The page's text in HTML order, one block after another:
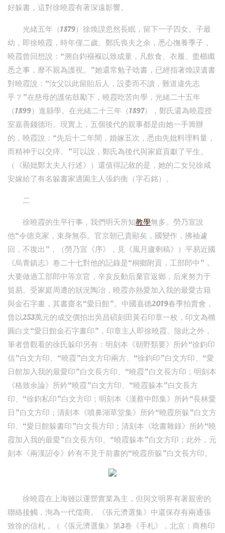
好躲書，這對徐曉霞有著深遠影響。
光緒五年（1879）徐煥謨忽然長眠，留下一子四女。子最
幼，即徐曉霞，時年僅二歲。鄭氏喪夫之余，悉心撫養季子，
曉霞曾回想說：“溯自鈞襁褓以致成童，凡飲食、衣履、盥櫛纖
悉之事，靡不親為護視。”她還常勉子唸書，已經指著煥謨遺書
對曉霞說：“汝父以此留貽后人，設委而不讀，難道違先志
乎？”在慈母的護佑鼓勵下，曉霞吃苦向學，光緒二十五年
（1899）進縣學。在光緒二十三年（1897），鄭氏還為曉霞授
室嘉善錢德珩。現實上，五個後代的親事都是由她一手籌辦
的，曉霞說：“先后十二年間，婚嫁五次，悉由先妣料理料量，
而精神于以交瘁。”可以說，鄭氏為後代與家庭貢獻了平生。
（《顯妣鄭太夫人行述》）還值得記敘的是，她的二女兒徐咸
安嫁給了有名躲書家適園主人張鈞衡（字石銘）。
二
徐曉霞的生平行事，我們明天所知教學無多。勞乃宣說
他“令德克家，束身無忝。官京朝已貴顯矣，國變作，拂袖遽
回，不復出”，（勞乃宣《序》，見《風月廬剩稿》）平易近國
《烏青鎮志》卷二十七對他的記錄是“桐鄉附貢，工部郎中”，
大要做過工部郎中等京官，辛亥反動后棄官返鄉，后來努力于
貿易。受家庭周遭的狀況陶冶，曉霞亦熱愛加入我的最愛古籍
與金石字畫，其書齋名“愛日館”。中國嘉德2019春季拍賣會，
曾以253萬元的成交價拍出吳昌碩刻田黃石印章一枚，印文為橢
圓白文“愛日館金石字畫印”，印章主人即徐曉霞。除此之外，
筆者曾觀看的徐氏躲印另有：明刻本《朝野類要》所鈐“徐鈞印
信”白文方印、“曉霞”白文方印兩方、“徐鈞印”白文方印、“愛
日館加入我的最愛印”白文長方印、“曉霞”白文長方印；明刻本
《格致余論》所鈐“曉霞”白文方印、“曉霞躲本”白文長方
印、“徐鈞私印”白文方印；明刻本《漢蔡中郎集》所鈐“長林愛
日”白文方印；清刻本《噴鼻湖草堂集》所鈐“曉霞所躲”白文方
印、“愛日館躲書印”白文長方印；清刻本《唸書雜錄》所鈐“曉
霞加入我的最愛”白文長方印、“曉霞躲本”白文方印；此外，元
刻本《兩漢詔令》鈐有不見于前書的“曉霞所躲”白文長方印。
徐曉霞在上海雖以運營實業為主，但與文明界有著親密的
聯絡接觸，洵為一代儒商。《張元濟選集》中還保存有兩通張
致徐的信札，（《張元濟選集》第3卷《手札》，北京：商務印